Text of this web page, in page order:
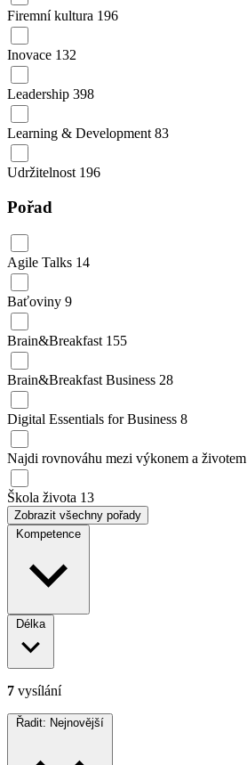
Firemní kultura 196
Inovace 132
Leadership 398
Learning & Development 83
Udržitelnost 196
Pořad
Agile Talks 14
Baťoviny 9
Brain&Breakfast 155
Brain&Breakfast Business 28
Digital Essentials for Business 8
Najdi rovnováhu mezi výkonem a životem
Škola života 13
Zobrazit všechny pořady
Kompetence
Délka
7 vysílání
Řadit: Nejnovější